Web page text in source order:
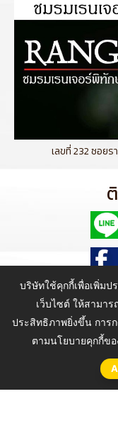
บริษัทใช้คุกกี้เพื่อเพิ่ม
เว็บไซต์ ให้สามาร
ประสิทธิภาพยิ่งขึ้น การ
ตามนโยบายคุกกี้ข
เลขที่ 232 ซอย
Copyright © 2021